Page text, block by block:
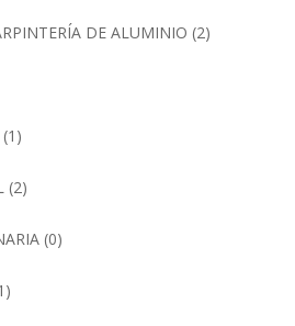
DE ALUMINIO (2)
(1)
(2)
(0)